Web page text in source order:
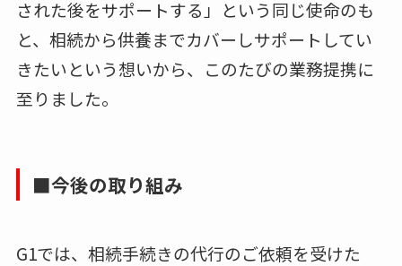
された後をサポートする」という同じ使命のも
と、相続から供養までカバーしサポートしてい
きたいという想いから、このたびの業務提携に
至りました。
■今後の取り組み
G1では、相続手続きの代行のご依頼を受けた